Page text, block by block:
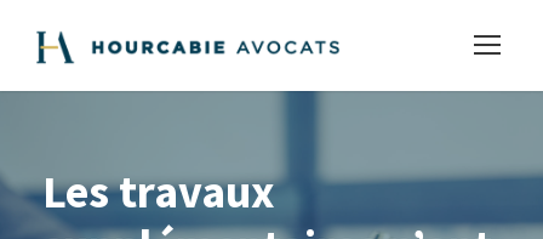
Les travaux